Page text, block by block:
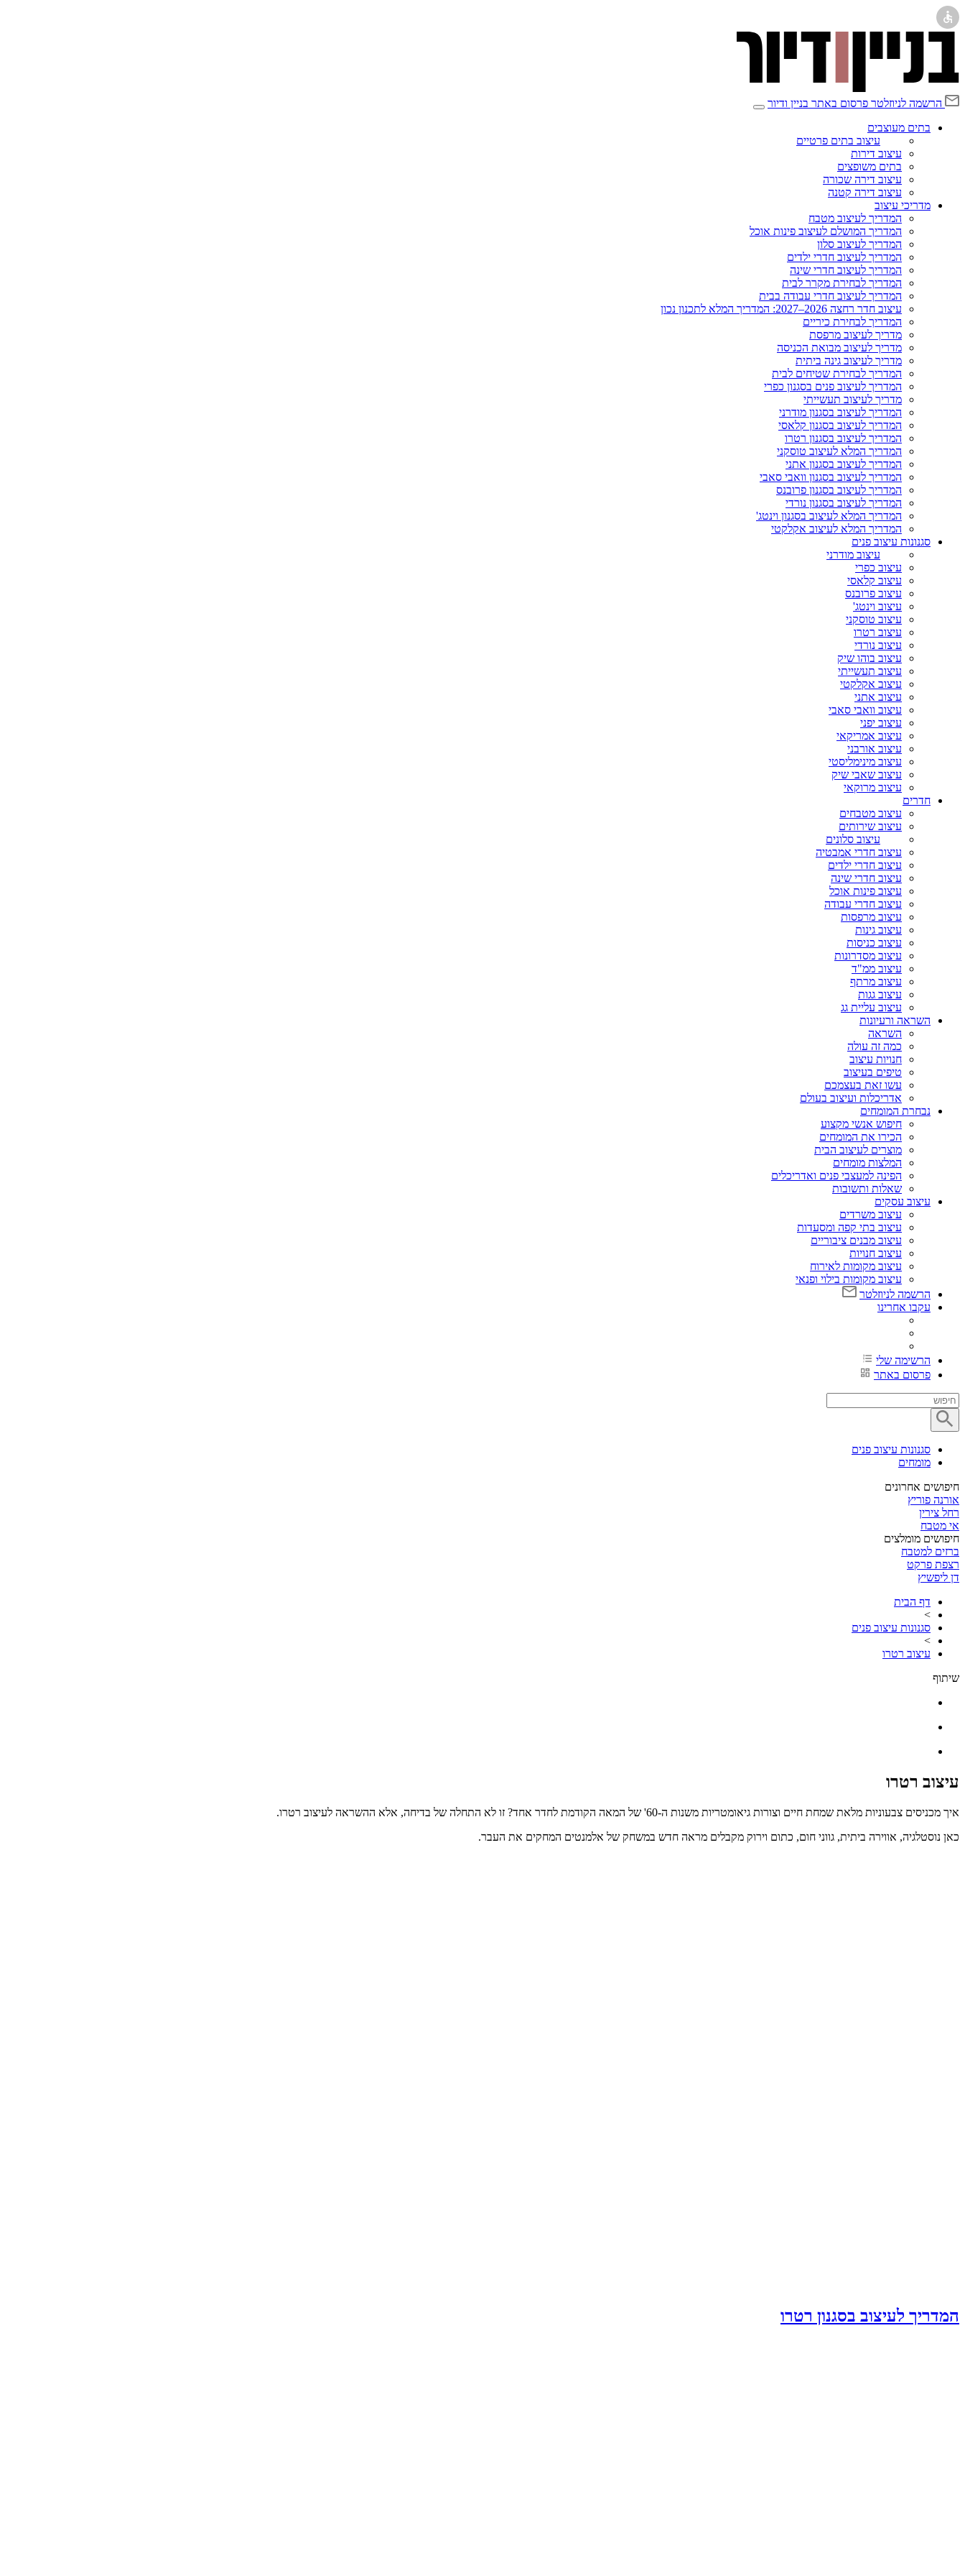
הרשמה לניוזלטר פרסום באתר בניין ודיור
בתים מעוצבים
עיצוב בתים פרטיים
עיצוב דירות
בתים משופצים
עיצוב דירה שכורה
עיצוב דירה קטנה
מדריכי עיצוב
המדריך לעיצוב מטבח
המדריך המושלם לעיצוב פינות אוכל
המדריך לעיצוב סלון
המדריך לעיצוב חדרי ילדים
המדריך לעיצוב חדרי שינה
המדריך לבחירת מקרר לבית
המדריך לעיצוב חדרי עבודה בבית
עיצוב חדר רחצה 2026–2027: המדריך המלא לתכנון נכון
המדריך לבחירת כיריים
מדריך לעיצוב מרפסת
מדריך לעיצוב מבואת הכניסה
מדריך לעיצוב גינה ביתית
המדריך לבחירת שטיחים לבית
המדריך לעיצוב פנים בסגנון כפרי
מדריך לעיצוב תעשייתי
המדריך לעיצוב בסגנון מודרני
המדריך לעיצוב בסגנון קלאסי
המדריך לעיצוב בסגנון רטרו
המדריך המלא לעיצוב טוסקני
המדריך לעיצוב בסגנון אתני
המדריך לעיצוב בסגנון וואבי סאבי
המדריך לעיצוב בסגנון פרובנס
המדריך לעיצוב בסגנון נורדי
המדריך המלא לעיצוב בסגנון וינטג'
המדריך המלא לעיצוב אקלקטי
סגנונות עיצוב פנים
עיצוב מודרני
עיצוב כפרי
עיצוב קלאסי
עיצוב פרובנס
עיצוב וינטג'
עיצוב טוסקני
עיצוב רטרו
עיצוב נורדי
עיצוב בוהו שיק
עיצוב תעשייתי
עיצוב אקלקטי
עיצוב אתני
עיצוב וואבי סאבי
עיצוב יפני
עיצוב אמריקאי
עיצוב אורבני
עיצוב מינימליסטי
עיצוב שאבי שיק
עיצוב מרוקאי
חדרים
עיצוב מטבחים
עיצוב שירותים
עיצוב סלונים
עיצוב חדרי אמבטיה
עיצוב חדרי ילדים
עיצוב חדרי שינה
עיצוב פינות אוכל
עיצוב חדרי עבודה
עיצוב מרפסות
עיצוב גינות
עיצוב כניסות
עיצוב מסדרונות
עיצוב ממ"ד
עיצוב מרתף
עיצוב גגות
עיצוב עליית גג
השראה ורעיונות
השראה
כמה זה עולה
חנויות עיצוב
טיפים בעיצוב
עשו זאת בעצמכם
אדריכלות ועיצוב בעולם
נבחרת המומחים
חיפוש אנשי מקצוע
הכירו את המומחים
מוצרים לעיצוב הבית
המלצות מומחים
הפינה למעצבי פנים ואדריכלים
שאלות ותשובות
עיצוב עסקים
עיצוב משרדים
עיצוב בתי קפה ומסעדות
עיצוב מבנים ציבוריים
עיצוב חנויות
עיצוב מקומות לאירוח
עיצוב מקומות בילוי ופנאי
הרשמה לניוזלטר
עקבו אחרינו
הרשימה שלי
פרסום באתר
סגנונות עיצוב פנים
מומחים
חיפושים אחרונים
אורנה פוריץ
רחל צירין
אי מטבח
חיפושים מומלצים
ברזים למטבח
רצפת פרקט
דן ליפשיץ
דף הבית
>
סגנונות עיצוב פנים
>
עיצוב רטרו
שיתוף
עיצוב רטרו
איך מכניסים צבעוניות מלאת שמחת חיים וצורות גיאומטריות משנות ה-60' של המאה הקודמת לחדר אחד? זו לא התחלה של בדיחה, אלא ההשראה לעיצוב רטרו.
כאן נוסטלגיה, אווירה ביתית, גווני חום, כתום וירוק מקבלים מראה חדש במשחק של אלמנטים המחקים את העבר.
המדריך לעיצוב בסגנון רטרו